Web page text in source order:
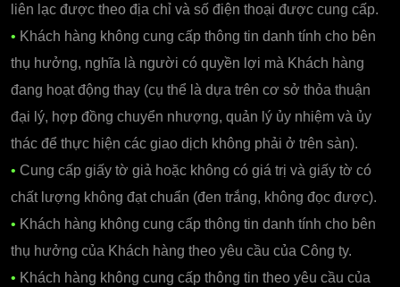
liên lạc được theo địa chỉ và số điện thoại được cung cấp.
• Khách hàng không cung cấp thông tin danh tính cho bên
thụ hưởng, nghĩa là người có quyền lợi mà Khách hàng
đang hoạt động thay (cụ thể là dựa trên cơ sở thỏa thuận
đại lý, hợp đồng chuyển nhượng, quản lý ủy nhiệm và ủy
thác để thực hiện các giao dịch không phải ở trên sàn).
• Cung cấp giấy tờ giả hoặc không có giá trị và giấy tờ có
chất lượng không đạt chuẩn (đen trắng, không đọc được).
• Khách hàng không cung cấp thông tin danh tính cho bên
thụ hưởng của Khách hàng theo yêu cầu của Công ty.
• Khách hàng không cung cấp thông tin theo yêu cầu của